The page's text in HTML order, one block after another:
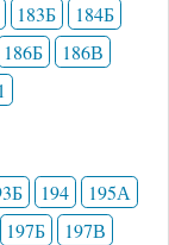
183Б
184Б
186Б
186В
194
195А
197Б
197В